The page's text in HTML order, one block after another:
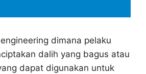
dimana pelaku
dalih yang bagus atau
dapat digunakan untuk